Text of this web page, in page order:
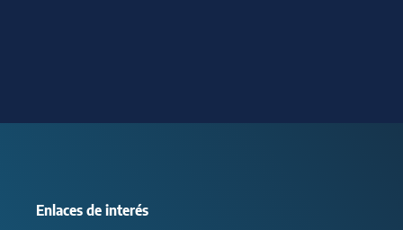
Enlaces de interés